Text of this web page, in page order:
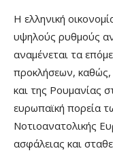
Η ελληνική
υψηλούς ρυθμούς
αναμένεται τα
προκλήσεων, καθώς,
και της Ρουμανίας
ευρωπαϊκή πορεία
Νοτιοανατολικής
ασφάλειας και